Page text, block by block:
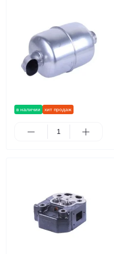
в наличии хит продаж